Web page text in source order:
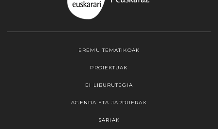
EREMU TEMATIKOAK
PROIEKTUAK
EI LIBURUTEGIA
AGENDA ETA JARDUERAK
SARIAK